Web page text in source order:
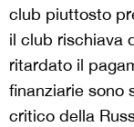
club piuttosto
il club rischiava
ritardato il
finanziarie sono
critico della